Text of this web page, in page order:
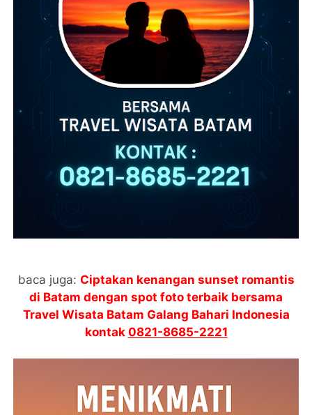
baca juga: Ciptakan kenangan sunset romantis
di Batam dengan spot foto terbaik bersama
Travel Wisata Batam Galang Bahari Indonesia
kontak 0821-8685-2221